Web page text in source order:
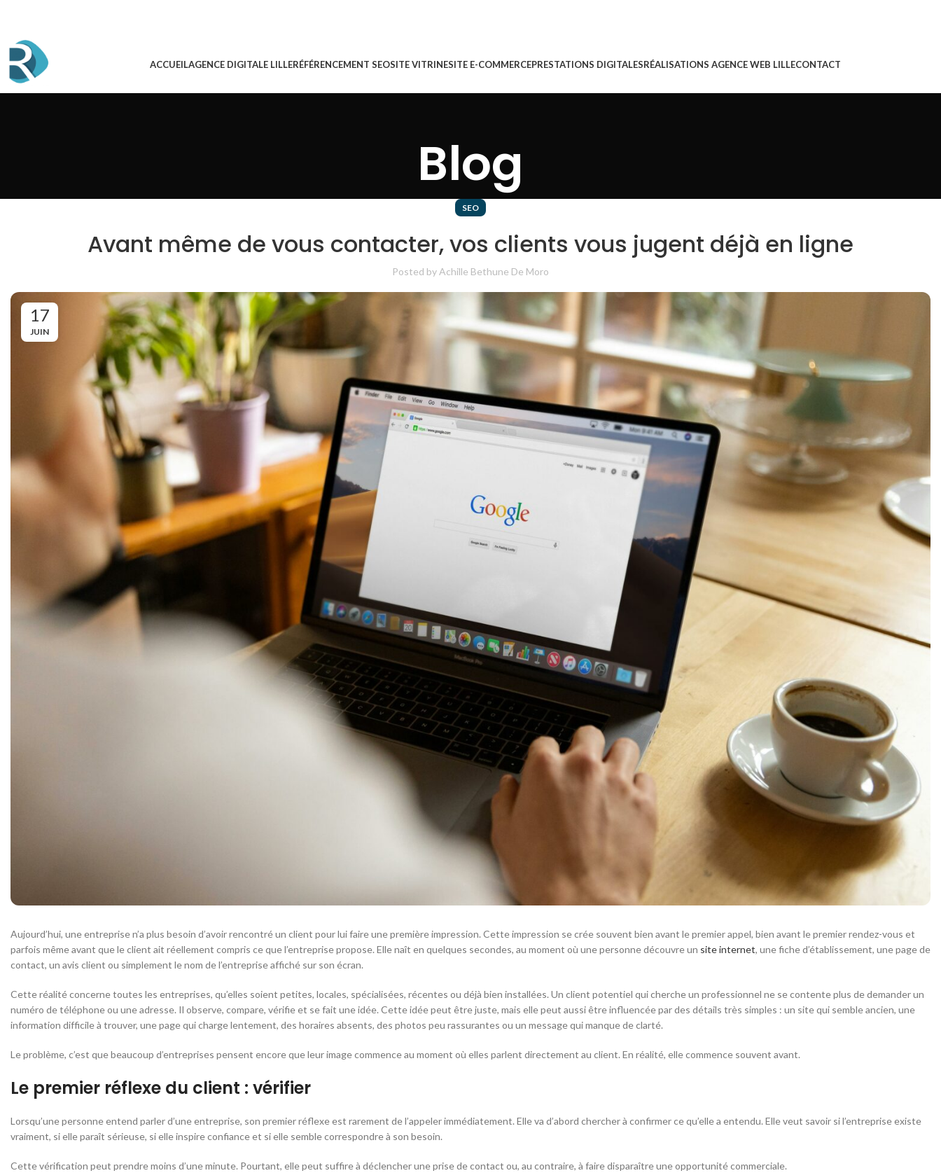
ACCUEILAGENCE DIGITALE LILLERÉFÉRENCEMENT SEOSITE VITRINESITE E-COMMERCEPRESTATIONS DIGITALESRÉALISATIONS AGENCE WEB LILLECONTACT
Blog
SEO
Avant même de vous contacter, vos clients vous jugent déjà en ligne
Posted by Achille Bethune De Moro
17
JUIN
Aujourd’hui, une entreprise n’a plus besoin d’avoir rencontré un client pour lui faire une première impression. Cette impression se crée souvent bien avant le premier appel, bien avant le premier rendez-vous et
parfois même avant que le client ait réellement compris ce que l’entreprise propose. Elle naît en quelques secondes, au moment où une personne découvre un site internet, une fiche d’établissement, une page de
contact, un avis client ou simplement le nom de l’entreprise affiché sur son écran.
Cette réalité concerne toutes les entreprises, qu’elles soient petites, locales, spécialisées, récentes ou déjà bien installées. Un client potentiel qui cherche un professionnel ne se contente plus de demander un
numéro de téléphone ou une adresse. Il observe, compare, vérifie et se fait une idée. Cette idée peut être juste, mais elle peut aussi être influencée par des détails très simples : un site qui semble ancien, une
information difficile à trouver, une page qui charge lentement, des horaires absents, des photos peu rassurantes ou un message qui manque de clarté.
Le problème, c’est que beaucoup d’entreprises pensent encore que leur image commence au moment où elles parlent directement au client. En réalité, elle commence souvent avant.
Le premier réflexe du client : vérifier
Lorsqu’une personne entend parler d’une entreprise, son premier réflexe est rarement de l’appeler immédiatement. Elle va d’abord chercher à confirmer ce qu’elle a entendu. Elle veut savoir si l’entreprise existe
vraiment, si elle paraît sérieuse, si elle inspire confiance et si elle semble correspondre à son besoin.
Cette vérification peut prendre moins d’une minute. Pourtant, elle peut suffire à déclencher une prise de contact ou, au contraire, à faire disparaître une opportunité commerciale.